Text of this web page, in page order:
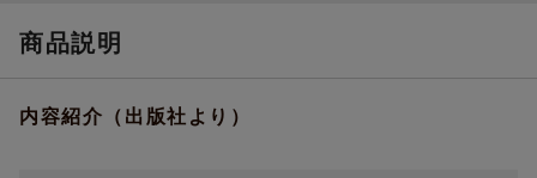
商品説明
内容紹介（出版社より）